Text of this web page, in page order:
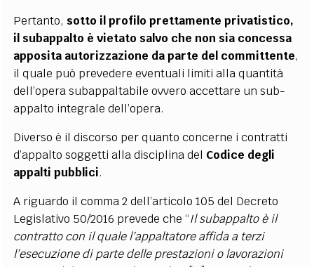
Pertanto, sotto il profilo prettamente privatistico,
il subappalto è vietato salvo che non sia concessa
apposita autorizzazione da parte del committente,
il quale può prevedere eventuali limiti alla quantità
dell’opera subappaltabile ovvero accettare un sub-
appalto integrale dell’opera.
Diverso è il discorso per quanto concerne i contratti
d’appalto soggetti alla disciplina del Codice degli
appalti pubblici.
A riguardo il comma 2 dell’articolo 105 del Decreto
Legislativo 50/2016 prevede che “Il subappalto è il
contratto con il quale l’appaltatore affida a terzi
l’esecuzione di parte delle prestazioni o lavorazioni